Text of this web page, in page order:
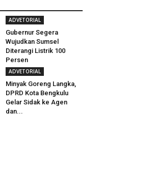
ADVETORIAL
Gubernur Segera
Wujudkan Sumsel
Diterangi Listrik 100
Persen
ADVETORIAL
Minyak Goreng Langka,
DPRD Kota Bengkulu
Gelar Sidak ke Agen
dan...